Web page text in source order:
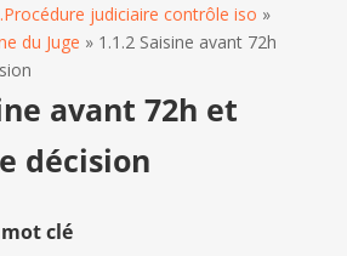
judiciaire contrôle iso »
du Juge » 1.1.2 Saisine avant 72h
avant 72h et
décision
clé